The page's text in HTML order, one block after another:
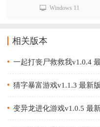
Windows 11
相关版本
一起打丧尸救救我v1.0.4
猜字暴富游戏v1.1.3 最新版
变异龙进化游戏v1.0.5 最